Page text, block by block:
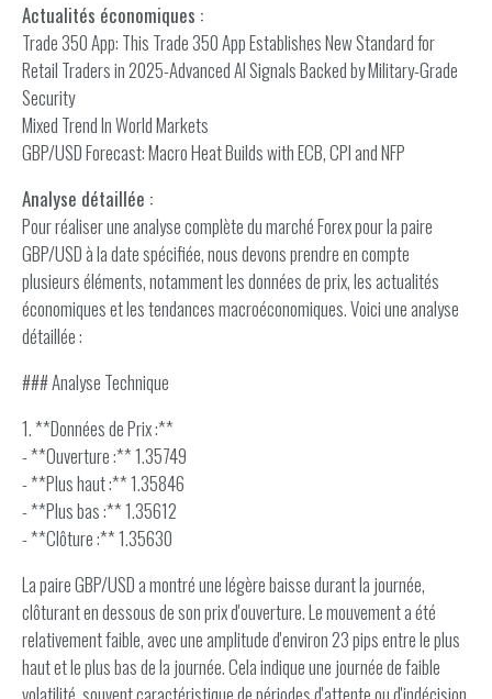
Actualités économiques :
Trade 350 App: This Trade 350 App Establishes New Standard for
Retail Traders in 2025-Advanced AI Signals Backed by Military-Grade
Security
Mixed Trend In World Markets
GBP/USD Forecast: Macro Heat Builds with ECB, CPI and NFP
Analyse détaillée :
Pour réaliser une analyse complète du marché Forex pour la paire
GBP/USD à la date spécifiée, nous devons prendre en compte
plusieurs éléments, notamment les données de prix, les actualités
économiques et les tendances macroéconomiques. Voici une analyse
détaillée :
### Analyse Technique
1. **Données de Prix :**
- **Ouverture :** 1.35749
- **Plus haut :** 1.35846
- **Plus bas :** 1.35612
- **Clôture :** 1.35630
La paire GBP/USD a montré une légère baisse durant la journée,
clôturant en dessous de son prix d'ouverture. Le mouvement a été
relativement faible, avec une amplitude d'environ 23 pips entre le plus
haut et le plus bas de la journée. Cela indique une journée de faible